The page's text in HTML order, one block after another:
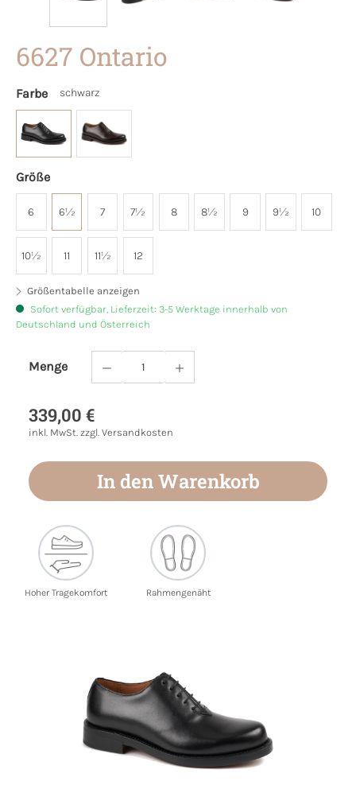
6627 Ontario
Farbe schwarz
Größe
6 6½ 7 7½ 8 8½ 9 9½ 10
10½ 11 11½ 12
Größentabelle anzeigen
Sofort verfügbar, Lieferzeit: 3-5 Werktage innerhalb von
Deutschland und Österreich
Menge
Produkt Anzahl: Gib den gewünschten
339,00 €
inkl. MwSt. zzgl. Versandkosten
In den Warenkorb
Hoher Tragekomfort Rahmengenäht